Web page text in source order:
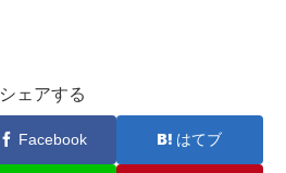
シェアする
Facebook はてブ